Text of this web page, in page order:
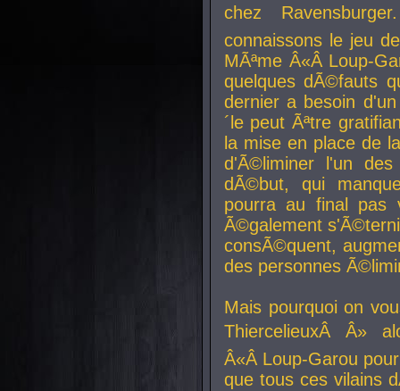
chez
connaissons le jeu
MÃªme Â«Â Loup-
quelques dÃ©fauts
dernier a besoin
´le peut Ãªtre
la mise en place de
d'Ã©liminer l'un
dÃ©but, qui
pourra au final pas
Ã©galement
consÃ©quent,
des personnes
Mais pourquoi on
ThiercelieuxÂ Â»
Â«Â Loup-Garou
que tous ces vilains